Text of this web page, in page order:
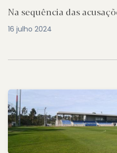
Na sequência das
16 julho 2024